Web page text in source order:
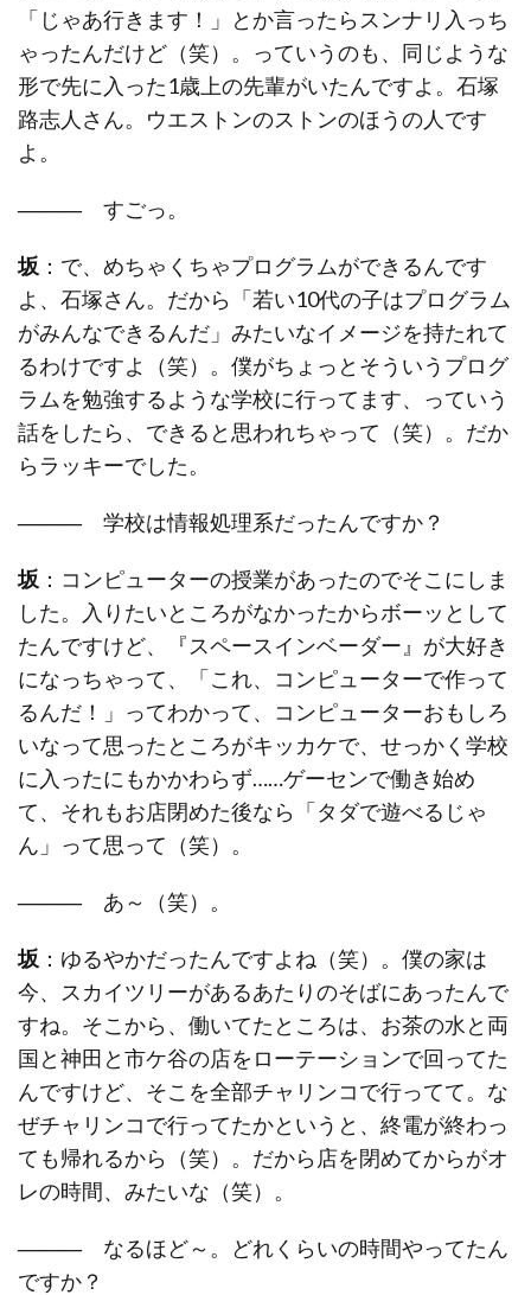
「じゃあ行きます！」とか言ったらスンナリ入っち
ゃったんだけど（笑）。っていうのも、同じような
形で先に入った1歳上の先輩がいたんですよ。石塚
路志人さん。ウエストンのストンのほうの人です
よ。
―――すごっ。
坂 ：で、めちゃくちゃプログラムができるんです
よ、石塚さん。だから「若い10代の子はプログラム
がみんなできるんだ」みたいなイメージを持たれて
るわけですよ（笑）。僕がちょっとそういうプログ
ラムを勉強するような学校に行ってます、っていう
話をしたら、できると思われちゃって（笑）。だか
らラッキーでした。
―――学校は情報処理系だったんですか？
坂 ：コンピューターの授業があったのでそこにしま
した。入りたいところがなかったからボーッとして
たんですけど、『スペースインベーダー』が大好き
になっちゃって、「これ、コンピューターで作って
るんだ！」ってわかって、コンピューターおもしろ
いなって思ったところがキッカケで、せっかく学校
に入ったにもかかわらず……ゲーセンで働き始め
て、それもお店閉めた後なら「タダで遊べるじゃ
ん」って思って（笑）。
―――あ～（笑）。
坂 ：ゆるやかだったんですよね（笑）。僕の家は
今、スカイツリーがあるあたりのそばにあったんで
すね。そこから、働いてたところは、お茶の水と両
国と神田と市ケ谷の店をローテーションで回ってた
んですけど、そこを全部チャリンコで行ってて。な
ぜチャリンコで行ってたかというと、終電が終わっ
ても帰れるから（笑）。だから店を閉めてからがオ
レの時間、みたいな（笑）。
―――なるほど～。どれくらいの時間やってたん
ですか？